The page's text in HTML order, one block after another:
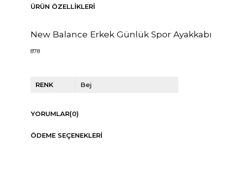
ÜRÜN ÖZELLIKLERI
New Balance Erkek Günlük Spor Ayakkabı
878
RENK Bej
YORUMLAR(0)
ÖDEME SEÇENEKLERI